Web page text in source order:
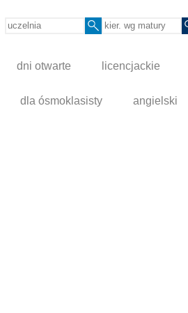
dni otwarte licencjackie
dla ósmoklasisty angielski